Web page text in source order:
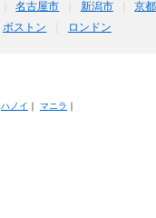
名古屋市 新潟市 京
ボストン ロンドン
ハノイ ｜ マニラ ｜